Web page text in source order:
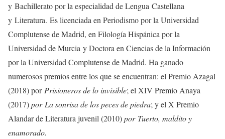
y Bachillerato por la especialidad de Lengua Castellana
y Literatura. Es licenciada en Periodismo por la Universidad
Complutense de Madrid, en Filología Hispánica por la
Universidad de Murcia y Doctora en Ciencias de la Información
por la Universidad Complutense de Madrid. Ha ganado
numerosos premios entre los que se encuentran: el Premio Azagal
(2018) por Prisioneros de lo invisible; el XIV Premio Anaya
(2017)por La sonrisa de los peces de piedra; y el X Premio
Alandar de Literatura juvenil (2010)por Tuerto, maldito y
enamorado.